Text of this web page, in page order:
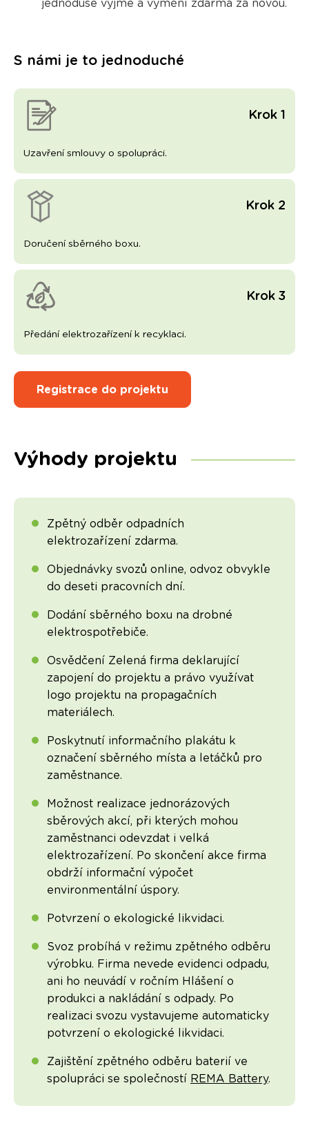
jednoduše vyjme a vymění zdarma za novou.
S námi je to jednoduché
Krok 1
Uzavření smlouvy o spolupráci.
Krok 2
Doručení sběrného boxu.
Krok 3
Předání elektrozařízení k recyklaci.
Registrace do projektu
Výhody projektu
Zpětný odběr odpadních
elektrozařízení zdarma.
Objednávky svozů online, odvoz obvykle
do deseti pracovních dní.
Dodání sběrného boxu na drobné
elektrospotřebiče.
Osvědčení Zelená firma deklarující
zapojení do projektu a právo využívat
logo projektu na propagačních
materiálech.
Poskytnutí informačního plakátu k
označení sběrného místa a letáčků pro
zaměstnance.
Možnost realizace jednorázových
sběrových akcí, při kterých mohou
zaměstnanci odevzdat i velká
elektrozařízení. Po skončení akce firma
obdrží informační výpočet
environmentální úspory.
Potvrzení o ekologické likvidaci.
Svoz probíhá v režimu zpětného odběru
výrobku. Firma nevede evidenci odpadu,
ani ho neuvádí v ročním Hlášení o
produkci a nakládání s odpady. Po
realizaci svozu vystavujeme automaticky
potvrzení o ekologické likvidaci.
Zajištění zpětného odběru baterií ve
spolupráci se společností REMA Battery.